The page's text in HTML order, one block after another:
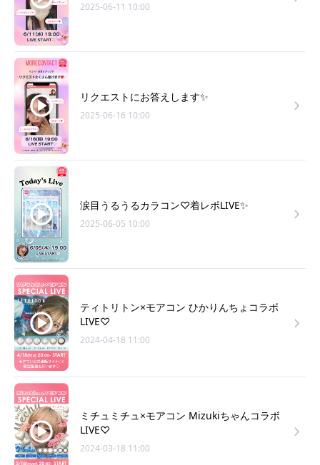
2025-06-11 10:00
リクエストにお答えします✨
2025-06-16 10:00
涙目うるうるカラコン♡着レポLIVE✨
2025-06-05 10:00
ティトリトン×モアコン ひかりんちょコラボ
LIVE♡
2024-04-18 11:00
ミチュミチュ×モアコン Mizukiちゃんコラボ
LIVE♡
2024-03-18 11:00